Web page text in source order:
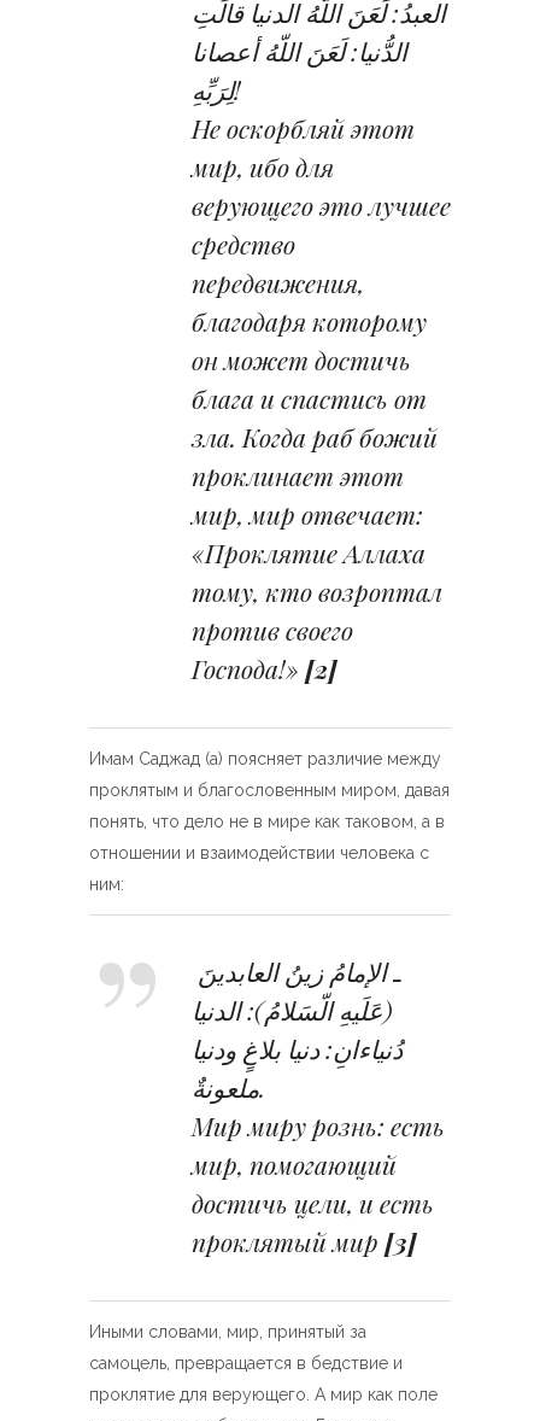
العبدُ: لَعَنَ اللّه‏ُ الدنيا قالَتِ
الدُّنيا: لَعَنَ اللّه‏ُ أعصانا
لِرَبِّهِ!
Не оскорбляй этот
мир, ибо для
верующего это лучшее
средство
передвижения,
благодаря которому
он может достичь
блага и спастись от
зла. Когда раб божий
проклинает этот
мир, мир отвечает:
«Проклятие Аллаха
тому, кто возроптал
против своего
Господа!» [2]
Имам Саджад (а) поясняет различие между
проклятым и благословенным миром, давая
понять, что дело не в мире как таковом, а в
отношении и взаимодействии человека с
ним:
(عَلَيهِ الّسَلامُ): الدنيا
دُنياءانِ: دنيا بلاغٍ ودنيا
ملعونةٌ.
Мир миру рознь: есть
мир, помогающий
достичь цели, и есть
проклятый мир [3]
Иными словами, мир, принятый за
самоцель, превращается в бедствие и
проклятие для верующего. А мир как поле